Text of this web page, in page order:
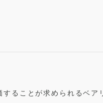
ることが求められるベア